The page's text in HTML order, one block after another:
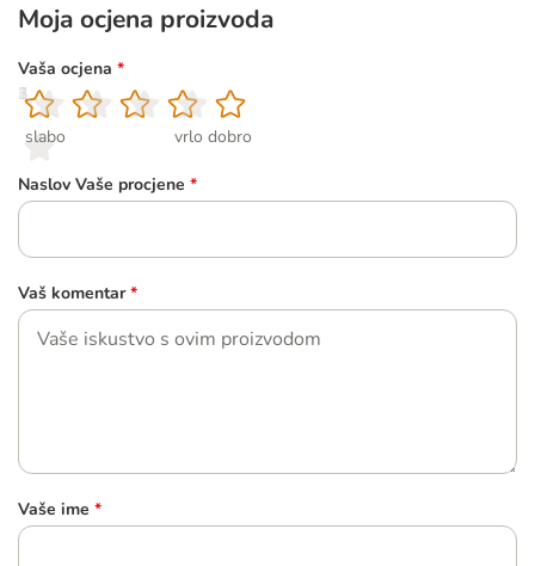
Moja ocjena proizvoda
Vaša ocjena *
1
slabo
2
3
4
5
vrlo dobro
Naslov Vaše procjene *
Vaš komentar *
Vaše ime *